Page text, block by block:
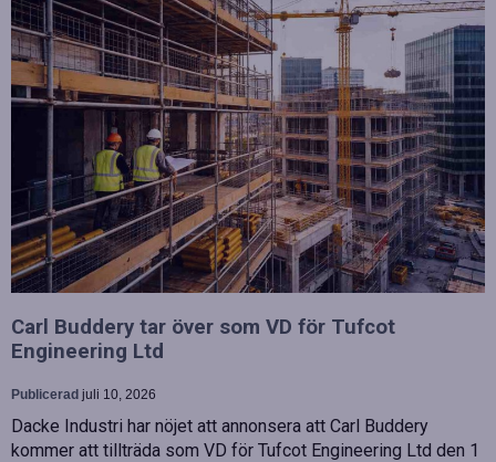
Carl Buddery tar över som VD för Tufcot
Engineering Ltd
Publicerad juli 10, 2026
Dacke Industri har nöjet att annonsera att Carl Buddery
kommer att tillträda som VD för Tufcot Engineering Ltd den 1